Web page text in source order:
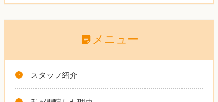
メニュー
スタッフ紹介